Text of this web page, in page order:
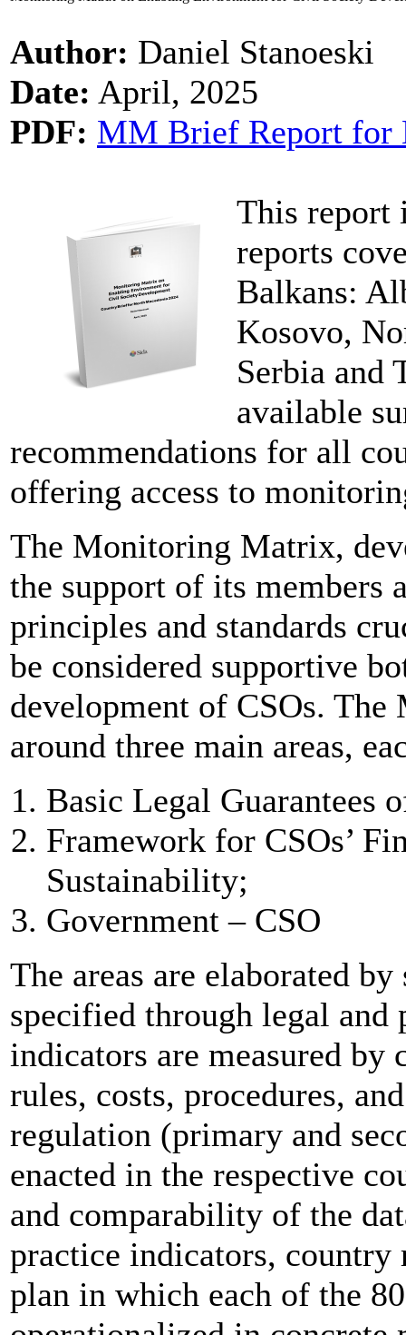
Author: Daniel Stanoeski
Date: April, 2025
PDF: MM Brief Report for
This report
reports
Balkans:
Kosovo,
Serbia and
available
recommendations for all
offering access to
The Monitoring Matrix,
the support of its members
principles and standards
be considered supportive
development of CSOs.
around three main areas,
Basic Legal Guarantees
Framework for CSOs’
Sustainability;
Government – CSO
The areas are elaborated
specified through legal
indicators are measured by
rules, costs, procedures,
regulation (primary and
enacted in the respective
and comparability of the
practice indicators, country
plan in which each of the